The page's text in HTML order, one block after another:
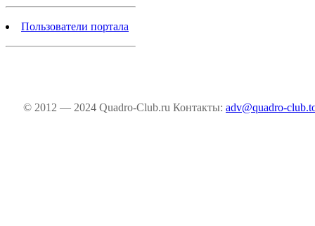
Пользователи портала
© 2012 — 2024 Quadro-Club.ru Контакты: adv@quadro-